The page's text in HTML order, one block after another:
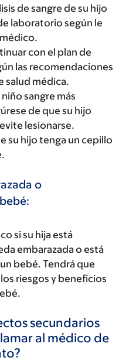
de sangre de su hijo
laboratorio según le
con el plan de
las recomendaciones
salud médica.
sangre más
de que su hijo
lesionarse.
su hijo tenga un cepillo
o
si su hija está
embarazada o está
bebé. Tendrá que
riesgos y beneficios
secundarios
al médico de